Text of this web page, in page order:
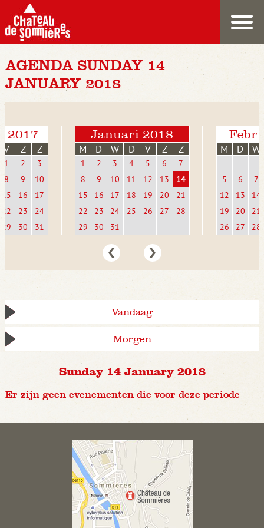
AGENDA SUNDAY 14
JANUARY 2018
2017
V Z Z
1 2
3
8
9
10
15
16
17
22
23
24
29
30 31
Januari 2018
M D W D V Z Z
1 2 3 4 5 6
7
8
9 10 11 12 13
14
15
16 17 18 19 20
21
22
23 24 25 26 27
28
29
30 31
M D W
5 6
7
12
13
14
19
20
21
26
27 28
Vandaag
Morgen
Sunday 14 January 2018
Er zijn geen evenementen die voor deze periode